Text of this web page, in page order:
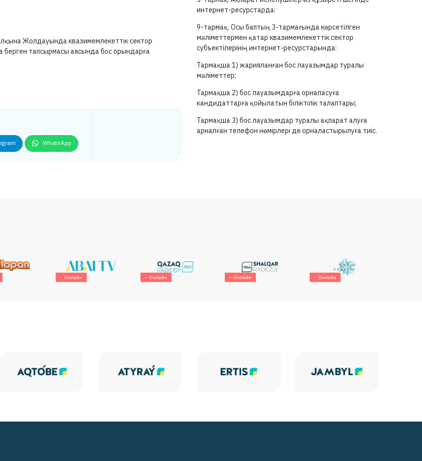
Жолдауында квазимемлекеттік сектор
берген тапсырмасы аясында бос орындарға
WhatsApp
интернет-ресурстарда:
9-тармақ. Осы баптың 3-тармағындакөрсетілген
мәліметтермен қатар квазимемлекеттік сектор
субъектілерінің интернет-ресурстарында:
Тармақша 1) жарияланған бос лауазымдар туралы
мәліметтер;
Тармақша 2) бос лауазымдарға орналасуға
кандидаттарға қойылатын біліктілік талаптары;
Тармақша 3) бос лауазымдар туралы ақпарат алуға
арналған телефон нөмірлері де орналастырылуға тиіс.
Онлайн Онлайн Онлайн Онлайн